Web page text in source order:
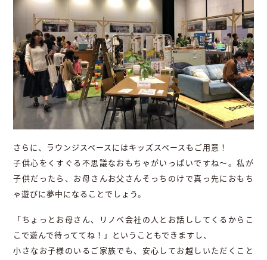
さらに、ラウンジスペースにはキッズスペースもご用意！
子供心をくすぐる不思議なおもちゃがいっぱいですね〜。私が
子供だったら、お母さんお父さんそっちのけで真っ先におもち
ゃ遊びに夢中になることでしょう。
「ちょっとお母さん、リノベ会社の人とお話ししてくるからこ
こで遊んで待っててね！」ということもできますし、
小さなお子様のいるご家族でも、安心してお越しいただくこと